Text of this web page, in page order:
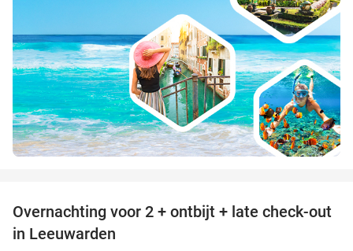
39%
Overnachting voor 2 + ontbijt + late check-out
in Leeuwarden